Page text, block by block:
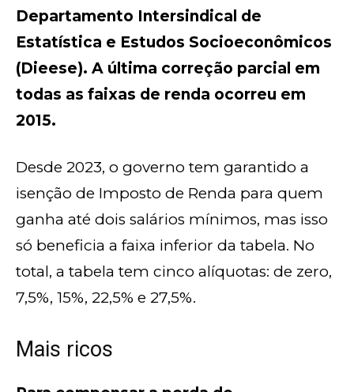
Departamento Intersindical de
Estatística e Estudos Socioeconômicos
(Dieese). A última correção parcial em
todas as faixas de renda ocorreu em
2015.
Desde 2023, o governo tem garantido a
isenção de Imposto de Renda para quem
ganha até dois salários mínimos, mas isso
só beneficia a faixa inferior da tabela. No
total, a tabela tem cinco alíquotas: de zero,
7,5%, 15%, 22,5% e 27,5%.
Mais ricos